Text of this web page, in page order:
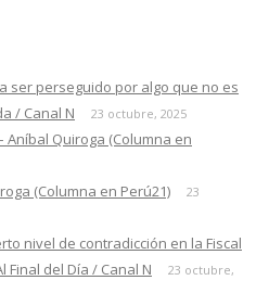
ser perseguido por algo que no es
/ Canal N
23 octubre, 2025
– Aníbal Quiroga (Columna en
(Columna en Perú21)
23
nivel de contradicción en la Fiscal
Final del Día / Canal N
23 octubre,